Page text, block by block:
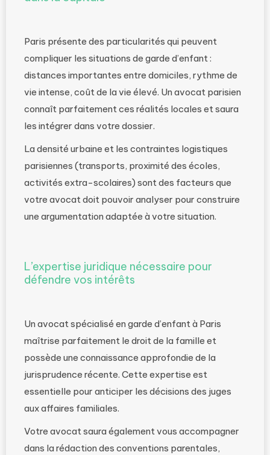
Paris présente des particularités qui peuvent
compliquer les situations de garde d’enfant :
distances importantes entre domiciles, rythme de
vie intense, coût de la vie élevé. Un avocat parisien
connaît parfaitement ces réalités locales et saura
les intégrer dans votre dossier.
La densité urbaine et les contraintes logistiques
parisiennes (transports, proximité des écoles,
activités extra-scolaires) sont des facteurs que
votre avocat doit pouvoir analyser pour construire
une argumentation adaptée à votre situation.
L’expertise juridique nécessaire pour
défendre vos intérêts
Un avocat spécialisé en garde d’enfant à Paris
maîtrise parfaitement le droit de la famille et
possède une connaissance approfondie de la
jurisprudence récente. Cette expertise est
essentielle pour anticiper les décisions des juges
aux affaires familiales.
Votre avocat saura également vous accompagner
dans la rédaction des conventions parentales,